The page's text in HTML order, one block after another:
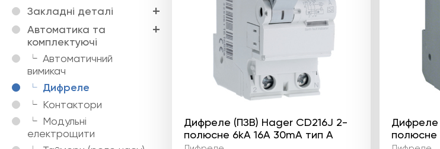
Закладні деталі
Автоматика та
комплектуючі
Автоматичний
вимикач
Дифреле
Контактори
Модульні
електрощити
Дифреле (ПЗВ) Hager CD216J 2-
полюсне 6kА 16А 30mA тип А
Дифреле
полюсне